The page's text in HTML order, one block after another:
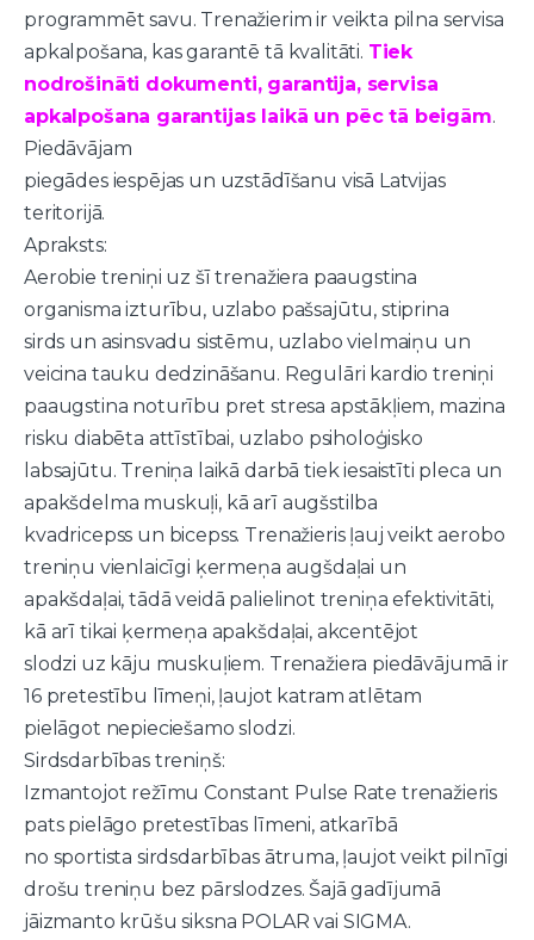
programmēt savu. Trenažierim ir veikta pilna servisa
apkalpošana, kas garantē tā kvalitāti. Tiek
nodrošināti dokumenti, garantija, servisa
apkalpošana garantijas laikā un pēc tā beigām.
Piedāvājam
piegādes iespējas un uzstādīšanu visā Latvijas
teritorijā.
Apraksts:
Aerobie treniņi uz šī trenažiera paaugstina
organisma izturību, uzlabo pašsajūtu, stiprina
sirds un asinsvadu sistēmu, uzlabo vielmaiņu un
veicina tauku dedzināšanu. Regulāri kardio treniņi
paaugstina noturību pret stresa apstākļiem, mazina
risku diabēta attīstībai, uzlabo psiholoģisko
labsajūtu. Treniņa laikā darbā tiek iesaistīti pleca un
apakšdelma muskuļi, kā arī augšstilba
kvadricepss un bicepss. Trenažieris ļauj veikt aerobo
treniņu vienlaicīgi ķermeņa augšdaļai un
apakšdaļai, tādā veidā palielinot treniņa efektivitāti,
kā arī tikai ķermeņa apakšdaļai, akcentējot
slodzi uz kāju muskuļiem. Trenažiera piedāvājumā ir
16 pretestību līmeņi, ļaujot katram atlētam
pielāgot nepieciešamo slodzi.
Sirdsdarbības treniņš:
Izmantojot režīmu Constant Pulse Rate trenažieris
pats pielāgo pretestības līmeni, atkarībā
no sportista sirdsdarbības ātruma, ļaujot veikt pilnīgi
drošu treniņu bez pārslodzes. Šajā gadījumā
jāizmanto krūšu siksna POLAR vai SIGMA.